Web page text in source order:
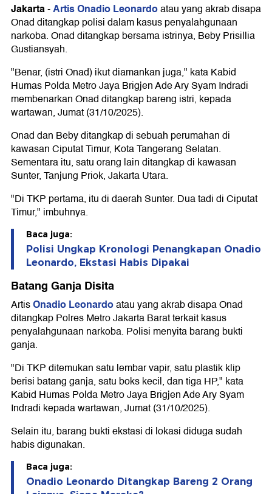
Jakarta-Artis Onadio Leonardoatau yang akrab disapa
Onad ditangkap polisi dalam kasus penyalahgunaan
narkoba. Onad ditangkap bersama istrinya, Beby Prisillia
Gustiansyah.
"Benar, (istri Onad) ikut diamankan juga," kata Kabid
Humas Polda Metro Jaya Brigjen Ade Ary Syam Indradi
membenarkan Onad ditangkap bareng istri, kepada
wartawan, Jumat (31/10/2025).
Onad dan Beby ditangkap di sebuah perumahan di
kawasan Ciputat Timur, Kota Tangerang Selatan.
Sementara itu, satu orang lain ditangkap di kawasan
Sunter, Tanjung Priok, Jakarta Utara.
"Di TKP pertama, itu di daerah Sunter. Dua tadi di Ciputat
Timur," imbuhnya.
Baca juga:
Polisi Ungkap Kronologi Penangkapan Onadio
Leonardo, Ekstasi Habis Dipakai
Batang Ganja Disita
ArtisOnadio Leonardoatau yang akrab disapa Onad
ditangkap Polres Metro Jakarta Barat terkait kasus
penyalahgunaan narkoba. Polisi menyita barang bukti
ganja.
"Di TKP ditemukan satu lembar vapir, satu plastik klip
berisi batang ganja, satu boks kecil, dan tiga HP," kata
Kabid Humas Polda Metro Jaya Brigjen Ade Ary Syam
Indradi kepada wartawan, Jumat (31/10/2025).
Selain itu, barang bukti ekstasi di lokasi diduga sudah
habis digunakan.
Baca juga:
Onadio Leonardo Ditangkap Bareng 2 Orang